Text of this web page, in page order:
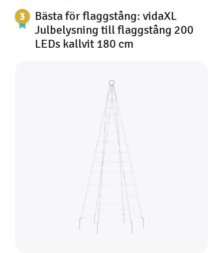
Bästa för flaggstång: vidaXL
Julbelysning till flaggstång 200
LEDs kallvit 180 cm